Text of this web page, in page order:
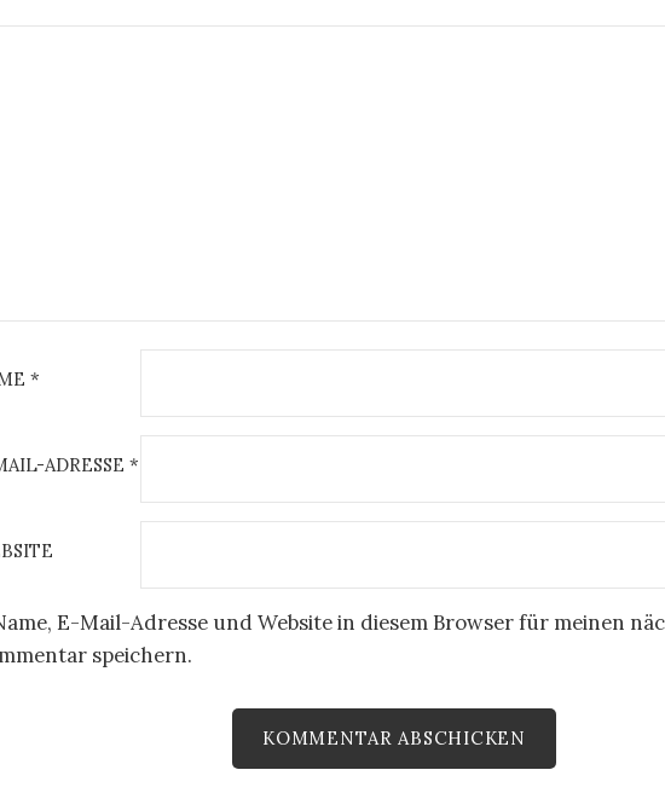
*
ADRESSE *
E-Mail-Adresse und Website in diesem Browser für meinen
speichern.